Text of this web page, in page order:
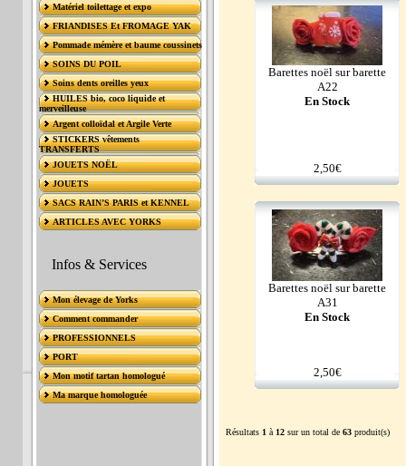
Matériel toilettage et expo
FRIANDISES Et FROMAGE YAK
Pommade mémère et baume coussinets
SOINS DU POIL
Soins dents oreilles yeux
HUILES bio, coco liquide et
merveilleuse
Argent colloïdal et Argile Verte
STICKERS vêtements
TRANSFERTS
JOUETS NOËL
JOUETS
SACS RAIN’S PARIS et KENNEL
ARTICLES AVEC YORKS
Infos & Services
Mon élevage de Yorks
Comment commander
PROFESSIONNELS
PORT
Mon motif tartan homologué
Ma marque homologuée
Barettes noël sur barette
A22
En Stock
2,50€
Barettes noël sur barette
A31
En Stock
2,50€
Résultats 1 à 12 sur un total de 63 produit(s)